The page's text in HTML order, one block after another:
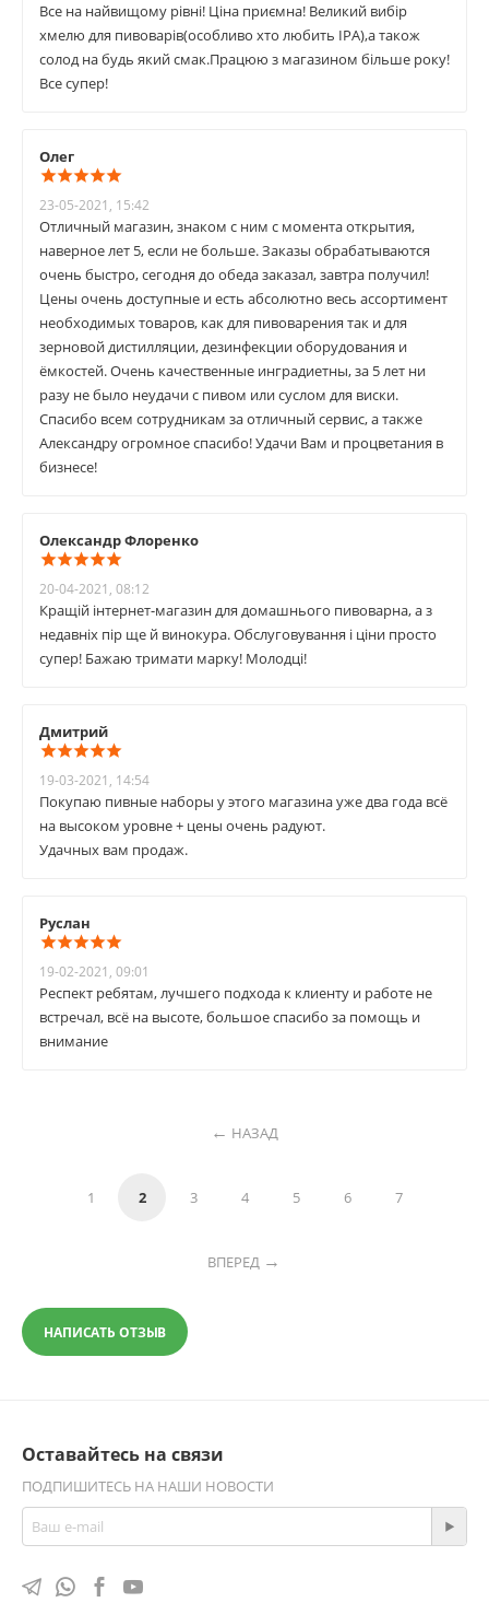
Все на найвищому рівні! Ціна приємна! Великий вибір
хмелю для пивоварів(особливо хто любить ІРА),а також
солод на будь який смак.Працюю з магазином більше року!
Все супер!
Олег
23-05-2021, 15:42
Отличный магазин, знаком с ним с момента открытия,
наверное лет 5, если не больше. Заказы обрабатываются
очень быстро, сегодня до обеда заказал, завтра получил!
Цены очень доступные и есть абсолютно весь ассортимент
необходимых товаров, как для пивоварения так и для
зерновой дистилляции, дезинфекции оборудования и
ёмкостей. Очень качественные инградиетны, за 5 лет ни
разу не было неудачи с пивом или суслом для виски.
Спасибо всем сотрудникам за отличный сервис, а также
Александру огромное спасибо! Удачи Вам и процветания в
бизнесе!
Олександр Флоренко
20-04-2021, 08:12
Кращій інтернет-магазин для домашнього пивоварна, а з
недавніх пір ще й винокура. Обслуговування і ціни просто
супер! Бажаю тримати марку! Молодці!
Дмитрий
19-03-2021, 14:54
Покупаю пивные наборы у этого магазина уже два года всё
на высоком уровне + цены очень радуют.
Удачных вам продаж.
Руслан
19-02-2021, 09:01
Респект ребятам, лучшего подхода к клиенту и работе не
встречал, всё на высоте, большое спасибо за помощь и
внимание
НАЗАД
1 2 3 4 5 6 7
ВПЕРЕД
НАПИСАТЬ ОТЗЫВ
Оставайтесь на связи
ПОДПИШИТЕСЬ НА НАШИ НОВОСТИ